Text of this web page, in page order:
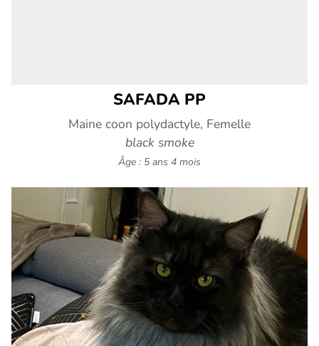
SAFADA PP
Maine coon polydactyle, Femelle
black smoke
Âge : 5 ans 4 mois